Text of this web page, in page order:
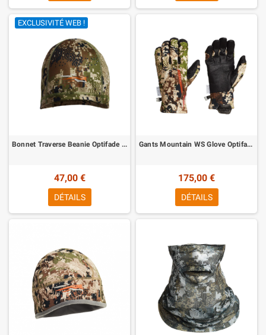
EXCLUSIVITÉ WEB !
Bonnet Traverse Beanie Optifade Subalpine Sitka
47,00 €
DÉTAILS
Gants Mountain WS Glove Optifade Subalpine Sitka
175,00 €
DÉTAILS